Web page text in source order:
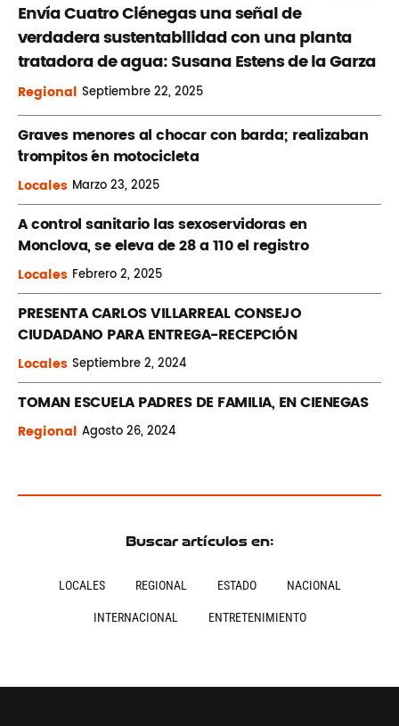
Envía Cuatro Ciénegas una señal de
verdadera sustentabilidad con una planta
tratadora de agua: Susana Estens de la Garza
Regional Septiembre22, 2025
Graves menores al chocar con barda; realizaban
´trompitos ´en motocicleta
Locales Marzo23, 2025
A control sanitario las sexoservidoras en
Monclova, se eleva de 28 a 110 el registro
Locales Febrero2, 2025
PRESENTA CARLOS VILLARREAL CONSEJO
CIUDADANO PARA ENTREGA-RECEPCIÓN
Locales Septiembre2, 2024
TOMAN ESCUELA PADRES DE FAMILIA, EN CIENEGAS
Regional Agosto26, 2024
Buscar artículos en:
LOCALES REGIONAL ESTADO NACIONAL
INTERNACIONAL ENTRETENIMIENTO